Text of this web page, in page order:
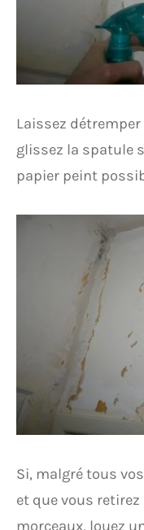
Laissez
glissez la spatule
papier peint
Si, malgré tous
et que vous
morceaux, louez